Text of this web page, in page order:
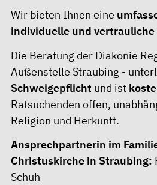
Wir bieten Ihnen eine
individuelle und
Die Beratung der Diakonie
Außenstelle Straubing -
Schweigepflicht und ist
Ratsuchenden offen,
Religion und Herkunft.
Ansprechpartnerin im
Christuskirche in Straubing:
Schuh